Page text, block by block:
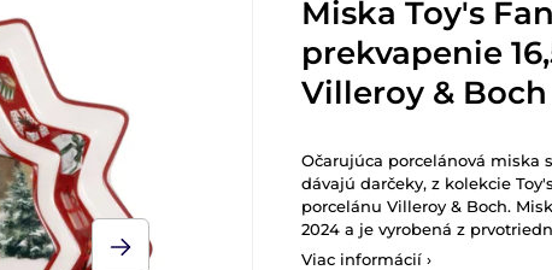
Miska Toy's
prekvapenie
Villeroy & Boch
Očarujúca porcelánová miska
dávajú darčeky, z kolekcie
porcelánu Villeroy & Boch.
2024 a je vyrobená z
Viac informácií ›